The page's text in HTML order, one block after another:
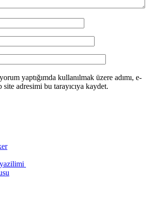
yaptığımda kullanılmak üzere adımı, e-
adresimi bu tarayıcıya kaydet.